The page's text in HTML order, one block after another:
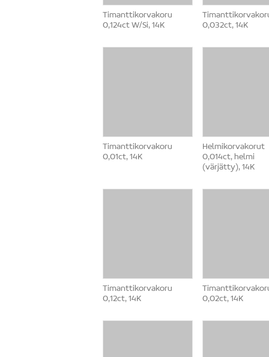
Timanttikorvakoru
0,124ct W/Si, 14K
0,032ct, 14K
Timanttikorvakoru
0,01ct, 14K
Helmikorvakorut
0,014ct, helmi
(värjätty), 14K
Timanttikorvakoru
0,12ct, 14K
0,02ct, 14K